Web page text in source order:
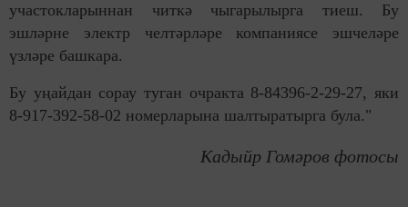
участокларыннан читкә чыгарылырга тиеш. Бу
эшләрне электр челтәрләре компаниясе эшчеләре
үзләре башкара.
Бу уңайдан сорау туган очракта 8-84396-2-29-27, яки
8-917-392-58-02 номерларына шалтыратырга була."
Кадыйр Гомәров фотосы